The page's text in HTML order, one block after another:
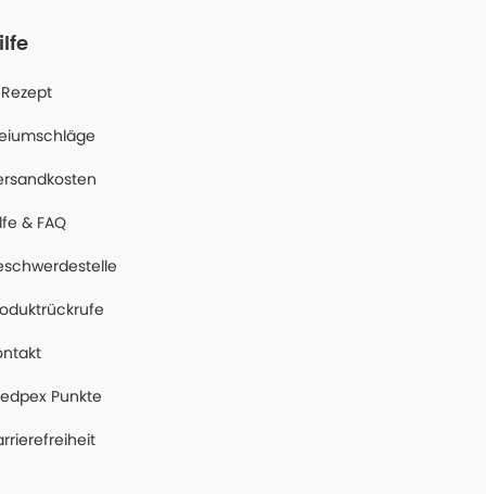
& FAQ
Punkte